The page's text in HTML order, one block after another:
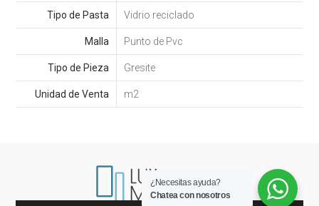
Tipo de Pasta Vidrio reciclado
Malla Punto de Pvc
Tipo de Pieza Gresite
Unidad de Venta m2
¿Necesitas ayuda?
Chatea con nosotros